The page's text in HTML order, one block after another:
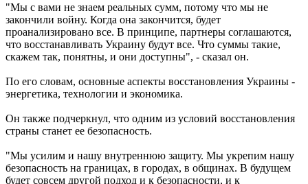
"Мы с вами не знаем реальных сумм, потому что мы не
закончили войну. Когда она закончится, будет
проанализировано все. В принципе, партнеры соглашаются,
что восстанавливать Украину будут все. Что суммы такие,
скажем так, понятны, и они доступны", - сказал он.
По его словам, основные аспекты восстановления Украины -
энергетика, технологии и экономика.
Он также подчеркнул, что одним из условий восстановления
страны станет ее безопасность.
"Мы усилим и нашу внутреннюю защиту. Мы укрепим нашу
безопасность на границах, в городах, в общинах. В будущем
будет совсем другой подход и к безопасности, и к